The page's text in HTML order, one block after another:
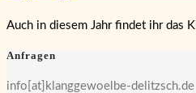
Auch in diesem Jahr findet ihr das
Anfragen
info[at]klanggewoelbe-delitzsch.de